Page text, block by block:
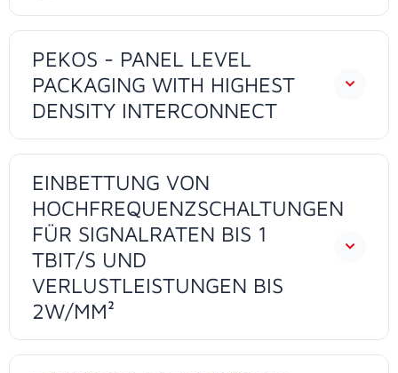
PEKOS - PANEL LEVEL
PACKAGING WITH HIGHEST
DENSITY INTERCONNECT
EINBETTUNG VON
HOCHFREQUENZSCHALTUNGEN
FÜR SIGNALRATEN BIS 1
TBIT/S UND
VERLUSTLEISTUNGEN BIS
2W/MM²